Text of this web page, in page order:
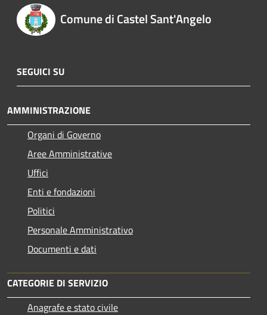
Comune di Castel Sant'Angelo
SEGUICI SU
AMMINISTRAZIONE
Organi di Governo
Aree Amministrative
Uffici
Enti e fondazioni
Politici
Personale Amministrativo
Documenti e dati
CATEGORIE DI SERVIZIO
Anagrafe e stato civile